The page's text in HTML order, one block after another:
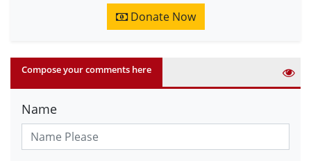
Donate Now
Compose your comments here
Name